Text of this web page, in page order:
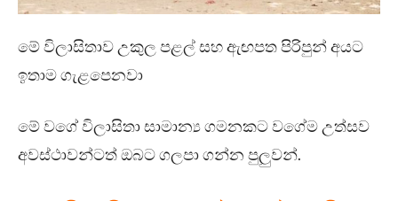
මේ විලාසිතාව උකුල පළල් සහ ඇඟපත පිරිපුන් අයට
ඉතාම ගැළපෙනවා
මේ වගේ විලාසිතා සාමාන්‍ය ගමනකට වගේම උත්සව
අවස්ථාවන්ටත් ඔබට ගලපා ගන්න පුලුවන්.